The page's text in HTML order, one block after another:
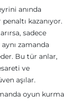
anında
kazanıyor.
sadece
zamanda
Bu tür anlar,
ve
aşılar.
oyun kurma